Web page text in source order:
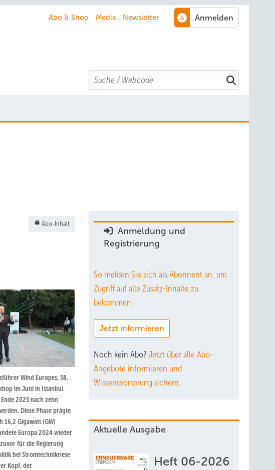
Abo & Shop Media Newsletter
Search
Abo-Inhalt
Wind Europes, 58,
im Juni in Istanbul.
2025 nach zehn
Diese Phase prägte
16,2 Gigawatt (GW)
Europa 2024 wieder
für die Regierung
bei Stromtechnikriese
Kopf, der
Anmeldung und
Registrierung
So melden Sie sich als Abonnent an, um
Zugriff auf alle Zusatz-Inhalte zu
bekommen.
Jetzt informieren
Noch kein Abo? Jetzt über alle Abo-
Angebote informieren und
Wissensvorsprung sichern.
Aktuelle Ausgabe
Heft 06-2026